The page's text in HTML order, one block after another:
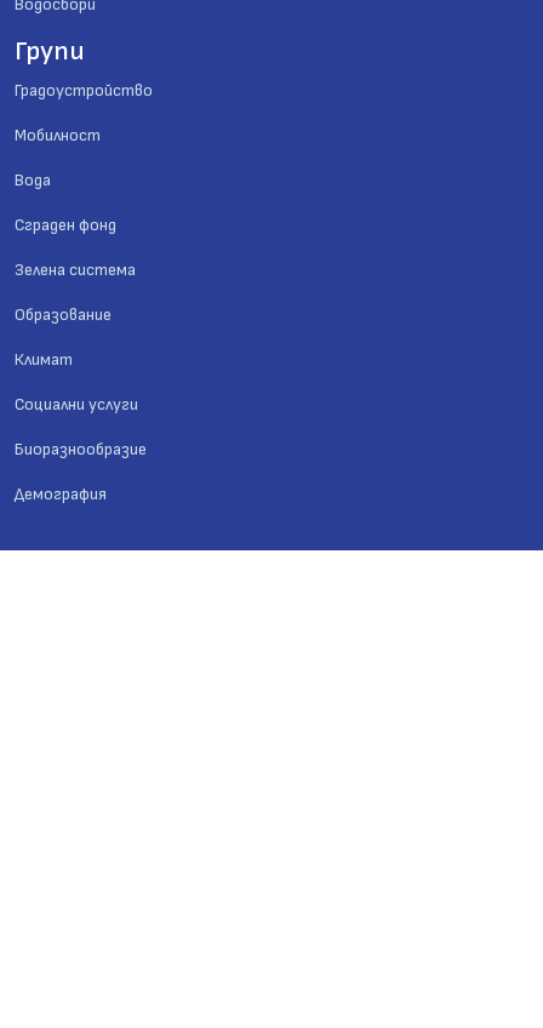
Водосбори
Групи
Градоустройство
Мобилност
Вода
Сграден фонд
Зелена система
Образование
Климат
Социални услуги
Биоразнообразие
Демография